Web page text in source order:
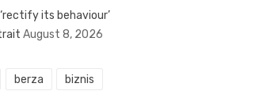
its behaviour’
August 8, 2026
berza biznis